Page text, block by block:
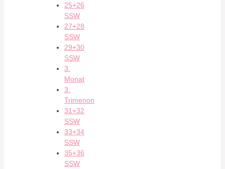
25+26
SSW
27+28
SSW
29+30
SSW
3.
Monat
3.
Trimenon
31+32
SSW
33+34
SSW
35+36
SSW